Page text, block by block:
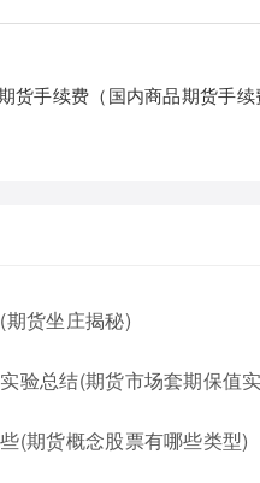
货手续费（国内商品期货手续
货坐庄揭秘)
验总结(期货市场套期保值
(期货概念股票有哪些类型)